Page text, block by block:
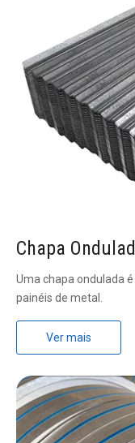
Chapa
Uma chapa ondulada
painéis de metal.
Ver mais